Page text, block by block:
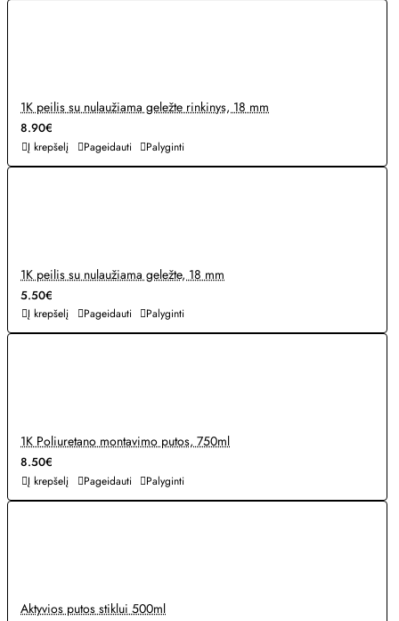
1K peilis su nulaužiama geležte rinkinys, 18 mm
8.90€
Į krepšelį Pageidauti Palyginti
1K peilis su nulaužiama geležte, 18 mm
5.50€
Į krepšelį Pageidauti Palyginti
1K Poliuretano montavimo putos, 750ml
8.50€
Į krepšelį Pageidauti Palyginti
Aktyvios putos stiklui 500ml